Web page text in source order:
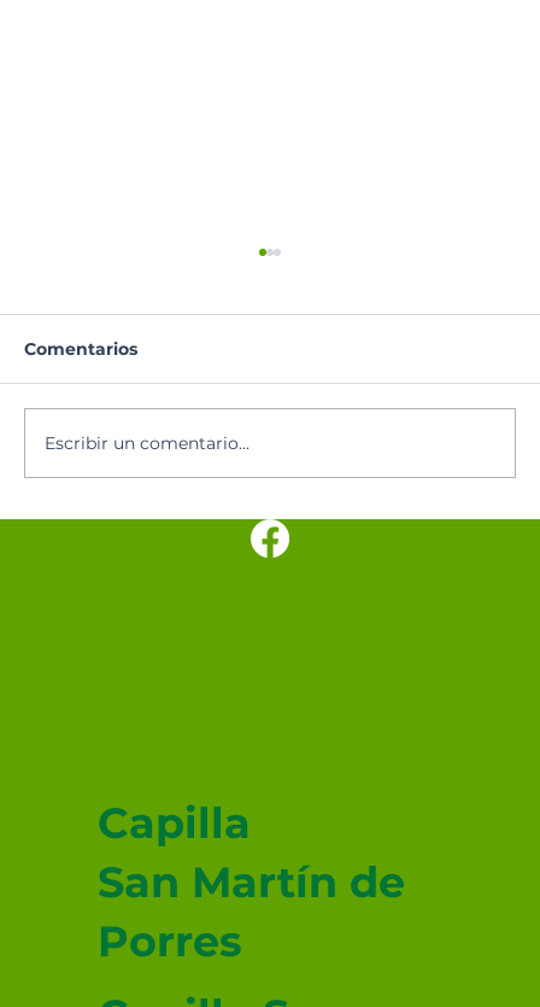
Los cinco minutos del Espíritu
Comentarios
Escribir un comentario...
Capilla
San Martín de
Porres